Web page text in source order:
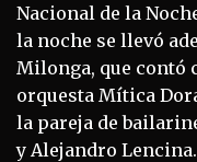
Nacional de la
la noche se llevó
Milonga, que contó
orquesta Mítica
la pareja de
y Alejandro Lencina.